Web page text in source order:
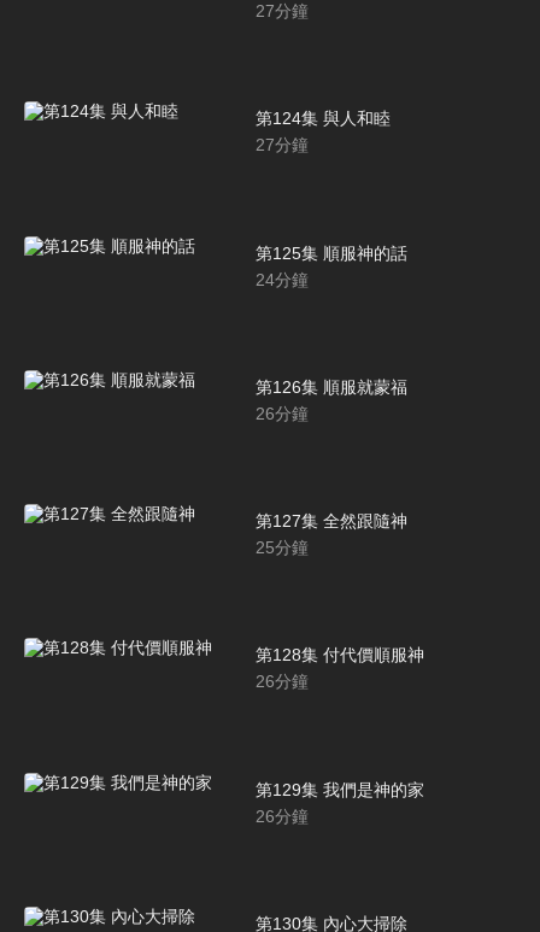
27分鐘
第124集 與人和睦
27分鐘
第125集 順服神的話
24分鐘
第126集 順服就蒙福
26分鐘
第127集 全然跟隨神
25分鐘
第128集 付代價順服神
26分鐘
第129集 我們是神的家
26分鐘
第130集 內心大掃除